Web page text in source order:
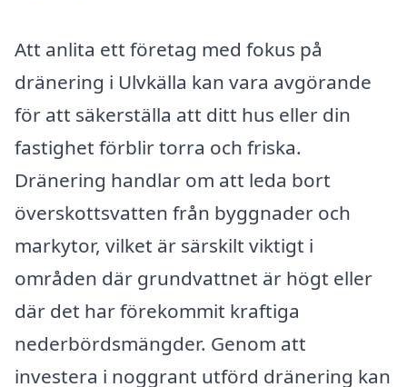
Att anlita ett företag med fokus på
dränering i Ulvkälla kan vara avgörande
för att säkerställa att ditt hus eller din
fastighet förblir torra och friska.
Dränering handlar om att leda bort
överskottsvatten från byggnader och
markytor, vilket är särskilt viktigt i
områden där grundvattnet är högt eller
där det har förekommit kraftiga
nederbördsmängder. Genom att
investera i noggrant utförd dränering kan